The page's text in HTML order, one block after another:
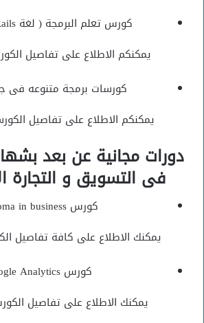
كورس تعلم البرمجة ( لغة Ruby on Rails ).
يمكنكم الاطلاع على تفاصيل
كورسات برمجة متنوعه فى
يمكنكم الاطلاع على تفاصيل
دورات مجانية عن بعد
فى التسويق و التجارة
كورس Diploma in business.
يمكنك الاطلاع على كافة تفاصيل
كورس Google Analytics
يمكنك الاطلاع على تفاصيل